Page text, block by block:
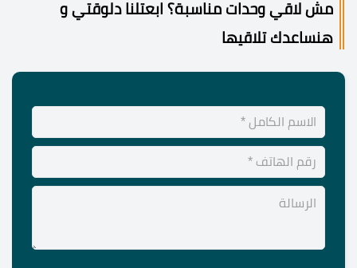
مش لاقي وحدات مناسبة؟ ابعتلنا دلوقتي و
هنساعدك تلاقيها